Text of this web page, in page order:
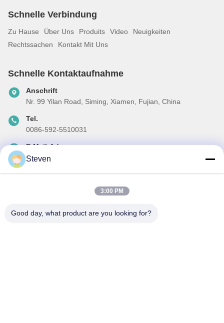
Schnelle Verbindung
Zu Hause Über Uns Produits Video
Neuigkeiten
Rechtssachen
Kontakt Mit Uns
Schnelle Kontaktaufnahme
Anschrift
Nr. 99 Yilan Road, Siming, Xiamen, Fujian, China
Tel.
0086-592-5510031
E-Mail-Adresse
steven@winley-electric.com
Abonnieren Sie unseren Newsletter für Rabatte und mehr.
Steven
3:00 PM
Good day, what product are you looking for?